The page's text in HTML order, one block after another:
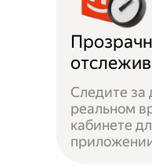
Следите за
реальном
кабинете